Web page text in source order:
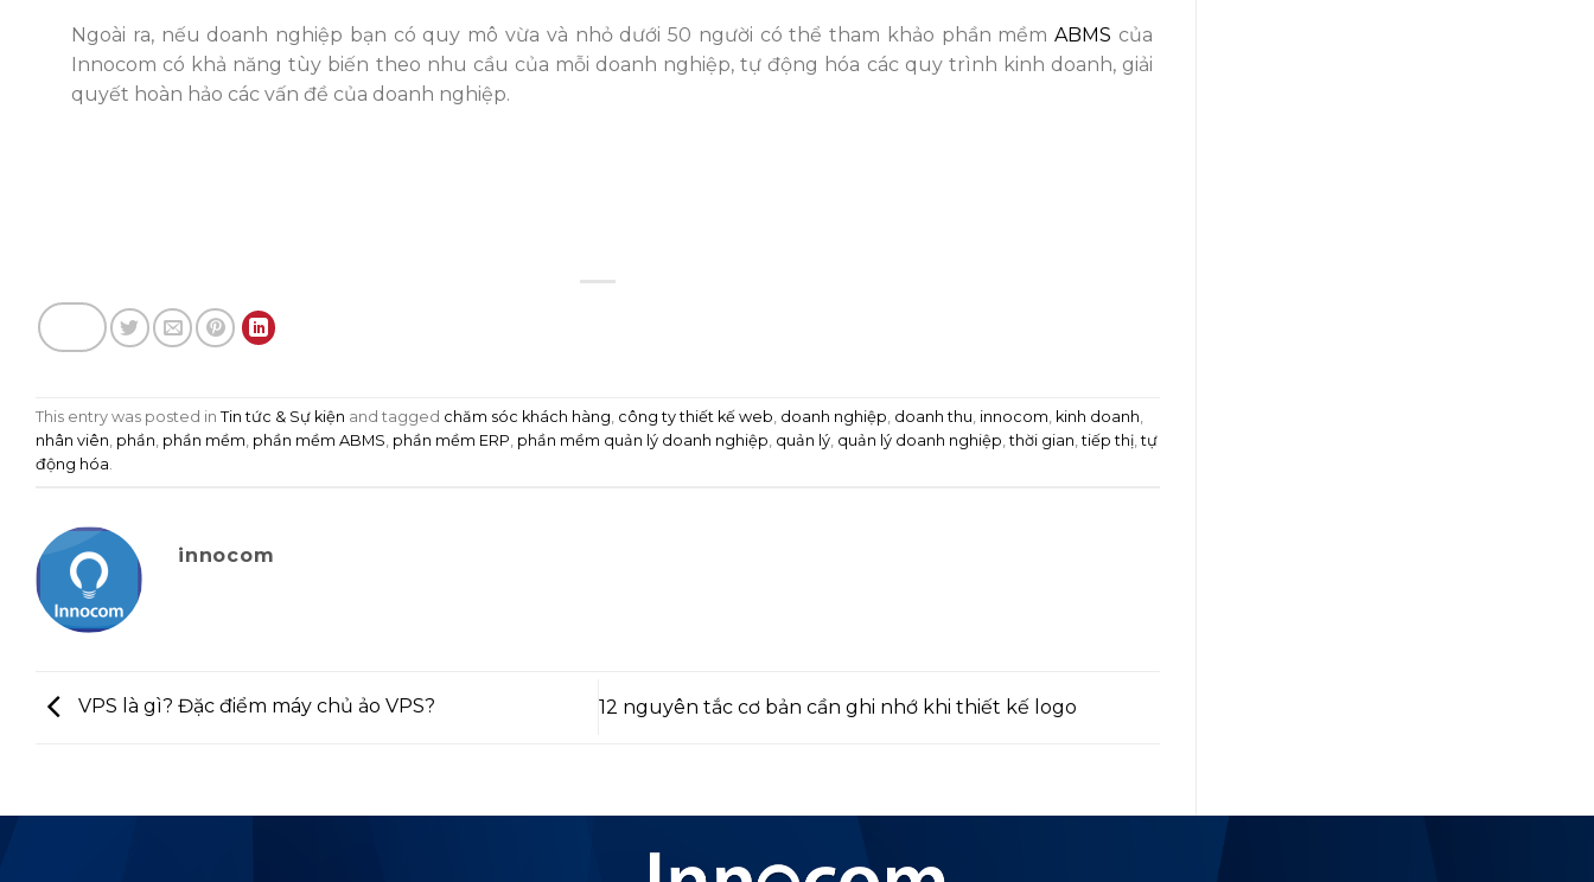
Ngoài ra, nếu doanh nghiệp bạn có quy mô vừa và nhỏ dưới 50 người có thể tham khảo phần mềmABMS của
Innocom có khả năng tùy biến theo nhu cầu của mỗi doanh nghiệp, tự động hóa các quy trình kinh doanh, giải
quyết hoàn hảo các vấn đề của doanh nghiệp.
This entry was posted in Tin tức & Sự kiện and tagged chăm sóc khách hàng công ty thiết kế web doanh nghiệp doanh thu innocom kinh doanh
nhân viên phần phần mềm phần mềm ABMS phần mềm ERP phần mềm quản lý doanh nghiệp quản lý quản lý doanh nghiệp ,thời gian ,tiếp thị ,tự
động hóa
innocom
VPS là gì? Đặc điểm máy chủ ảo VPS? 12 nguyên tắc cơ bản cần ghi nhớ khi thiết kế logo